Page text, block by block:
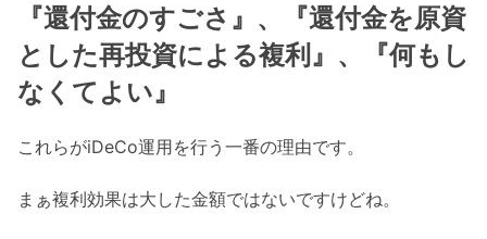
『還付金のすごさ』、『還付金を原資
とした再投資による複利』、『何もし
なくてよい』
これらがiDeCo運用を行う一番の理由です。
まぁ複利効果は大した金額ではないですけどね。